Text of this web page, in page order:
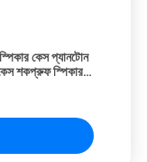
কেস প্যানটোন
শকপ্রুফ স্পিকার